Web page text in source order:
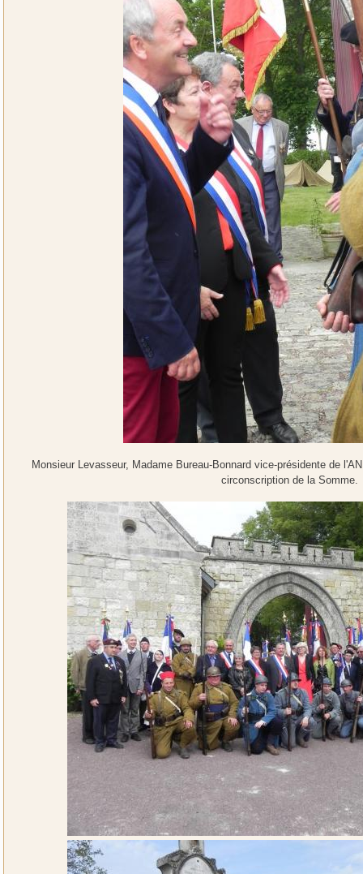
Monsieur Levasseur, Madame Bureau-Bonnard vice-présidente de
circonscription de la Somme.